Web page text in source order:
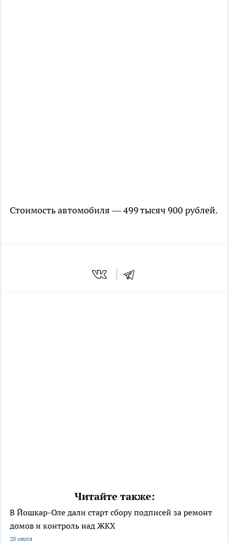
Стоимость автомобиля — 499 тысяч 900 рублей.
Читайте также:
В Йошкар-Оле дали старт сбору подписей за ремонт
домов и контроль над ЖКХ
20 июля